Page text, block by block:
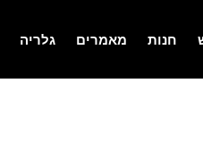
גלריה מאמרים חנות